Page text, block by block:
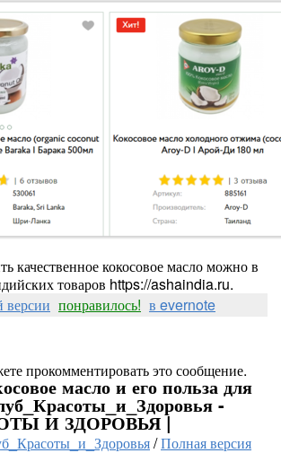
качественное кокосовое масло можно в
товаров https://ashaindia.ru.
версии понравилось! в evernote
прокомментировать это сообщение.
масло и его польза для
-
И ЗДОРОВЬЯ |
/Полная версия